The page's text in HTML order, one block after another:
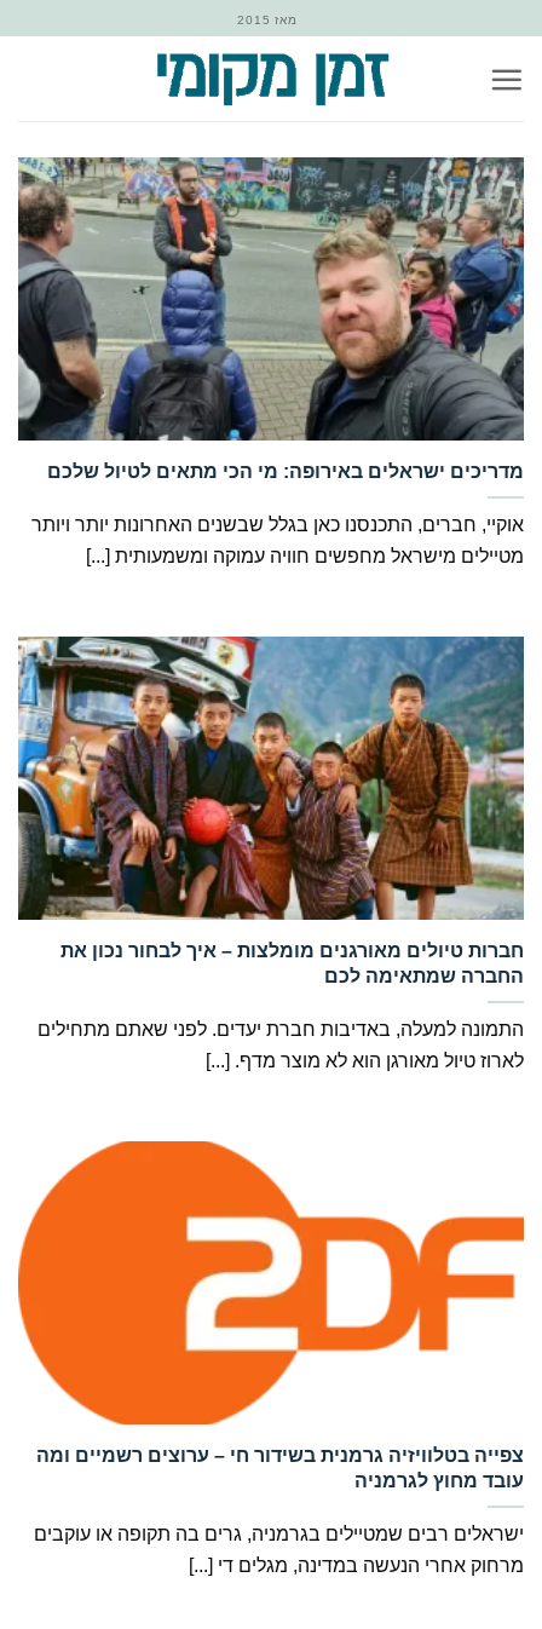
content
מאז 2015
‏מדריכים ישראלים באירופה: מי הכי מתאים לטיול שלכם
אוקיי, חברים, התכנסנו כאן בגלל שבשנים האחרונות יותר ויותר
מטיילים מישראל מחפשים חוויה עמוקה ומשמעותית [...]
‏חברות טיולים מאורגנים מומלצות – איך לבחור נכון את
החברה שמתאימה לכם
התמונה למעלה, באדיבות חברת יעדים. לפני שאתם מתחילים
לארוז טיול מאורגן הוא לא מוצר מדף. [...]
‏צפייה בטלוויזיה גרמנית בשידור חי – ערוצים רשמיים ומה
עובד מחוץ לגרמניה
ישראלים רבים שמטיילים בגרמניה, גרים בה תקופה או עוקבים
מרחוק אחרי הנעשה במדינה, מגלים די [...]